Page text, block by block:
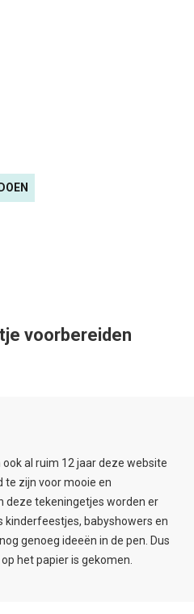
voorbereiden
al ruim 12 jaar deze website
te zijn voor mooie en
deze tekeningetjes worden er
kinderfeestjes, babyshowers en
genoeg ideeën in de pen. Dus
het papier is gekomen.